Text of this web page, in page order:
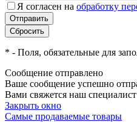
Я согласен на обработку
* - Поля, обязательные для
Сообщение отправлено
Ваше сообщение успешно
Вами свяжется наш специалист
Закрыть окно
Самые продаваемые товары